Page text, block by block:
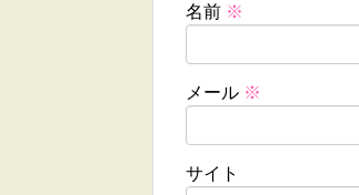
名前 ※
メール ※
サイト